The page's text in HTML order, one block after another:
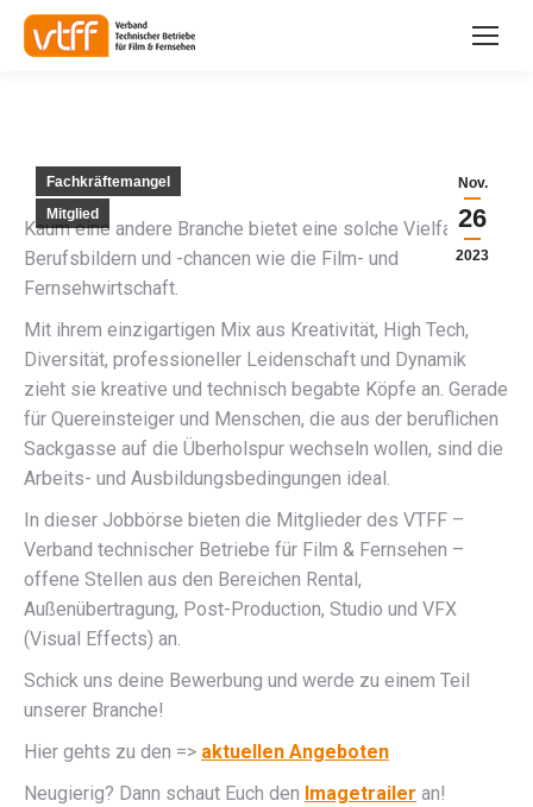
Nov.
26
2023
Fachkräftemangel
Mitglied
Kaum eine andere Branche bietet eine solche Vielfalt an
Berufsbildern und -chancen wie die Film- und
Fernsehwirtschaft.
Mit ihrem einzigartigen Mix aus Kreativität, High Tech,
Diversität, professioneller Leidenschaft und Dynamik
zieht sie kreative und technisch begabte Köpfe an. Gerade
für Quereinsteiger und Menschen, die aus der beruflichen
Sackgasse auf die Überholspur wechseln wollen, sind die
Arbeits- und Ausbildungsbedingungen ideal.
In dieser Jobbörse bieten die Mitglieder des VTFF –
Verband technischer Betriebe für Film & Fernsehen –
offene Stellen aus den Bereichen Rental,
Außenübertragung, Post-Production, Studio und VFX
(Visual Effects) an.
Schick uns deine Bewerbung und werde zu einem Teil
unserer Branche!
Hier gehts zu den => aktuellen Angeboten
Neugierig? Dann schaut Euch den Imagetrailer an!